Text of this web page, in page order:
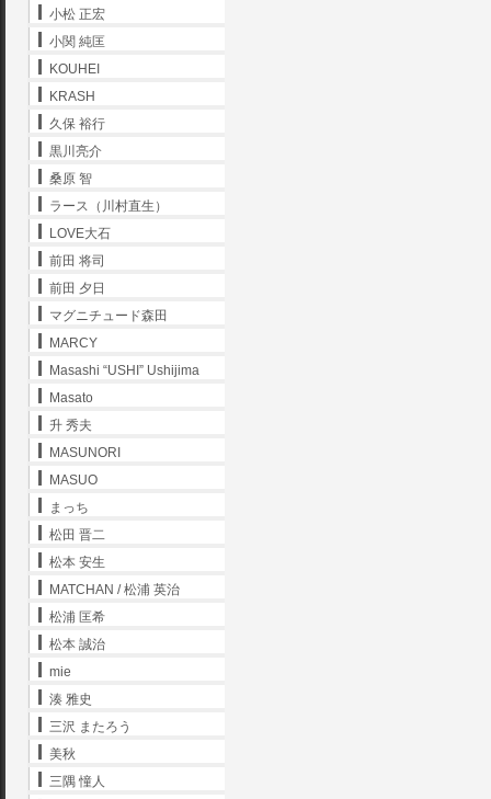
小松 正宏
小関 純匡
KOUHEI
KRASH
久保 裕行
黒川亮介
桑原 智
ラース（川村直生）
LOVE大石
前田 将司
前田 夕日
マグニチュード森田
MARCY
Masashi “USHI” Ushijima
Masato
升 秀夫
MASUNORI
MASUO
まっち
松田 晋二
松本 安生
MATCHAN / 松浦 英治
松浦 匡希
松本 誠治
mie
湊 雅史
三沢 またろう
美秋
三隅 憧人